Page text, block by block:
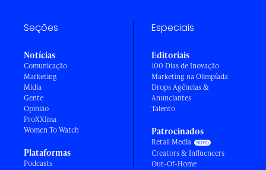
Seções
Notícias
Comunicação
Marketing
Mídia
Gente
Opinião
ProXXIma
Women To Watch
Plataformas
Podcasts
Especiais
Editoriais
100 Dias de Inovação
Marketing na Olimpíada
Drops Agências &
Anunciantes
Talento
Patrocinados
Retail Media
Creators & Influencers
Out-Of-Home